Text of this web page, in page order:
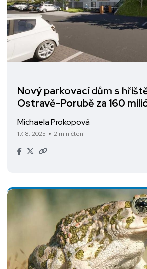
Nový parkovací dům s
Ostravě-Porubě za 160
Michaela Prokopová
17. 8. 2025 2 min čtení